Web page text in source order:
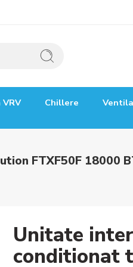
Chillere
FTXF50F 18000
Unitate
conditionat